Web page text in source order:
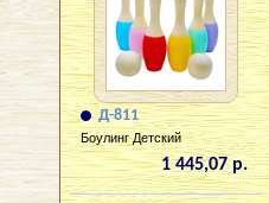
Д-811
Боулинг Детский
1 445,07 р.